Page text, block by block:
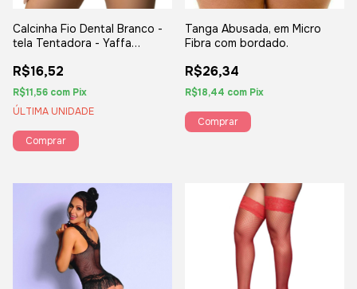
Calcinha Fio Dental Branco -
tela Tentadora - Yaffa
R$16,52
R$11,56 com Pix
ÚLTIMA UNIDADE
Tanga Abusada, em Micro
Fibra com bordado.
R$26,34
R$18,44 com Pix